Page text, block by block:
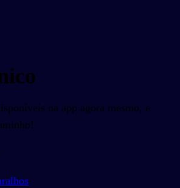
na app agora mesmo, e